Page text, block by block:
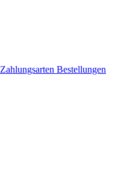
Zahlungsarten Bestellungen